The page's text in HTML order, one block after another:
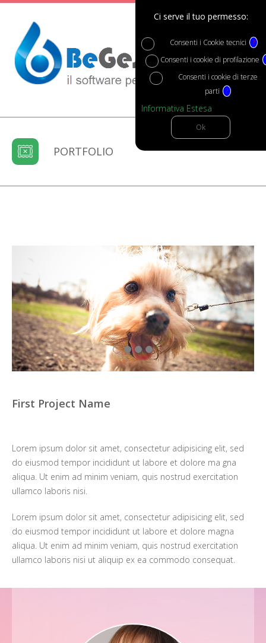
PORTFOLIO
First Project Name
Lorem ipsum dolor sit amet, consectetur adipisicing elit, sed
do eiusmod tempor incididunt ut labore et dolore ma gna
aliqua. Ut enim ad minim veniam, quis nostrud exercitation
ullamco laboris nisi.
Lorem ipsum dolor sit amet, consectetur adipisicing elit, sed
do eiusmod tempor incididunt ut labore et dolore magna
aliqua. Ut enim ad minim veniam, quis nostrud exercitation
ullamco laboris nisi ut aliquip ex ea commodo consequat.
Ci serve il tuo permesso:
Consenti i Cookie tecnici
?
Consenti i cookie di profilazione
Consenti i cookie di terze
parti
?
Informativa Estesa